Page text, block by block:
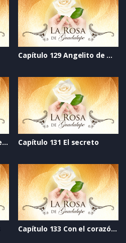
Capítulo 129 Angelito de mi guarda
Capítulo 130 Un pedazo de vida Capítulo 131 El secreto
Capítulo 133 Con el corazón divido